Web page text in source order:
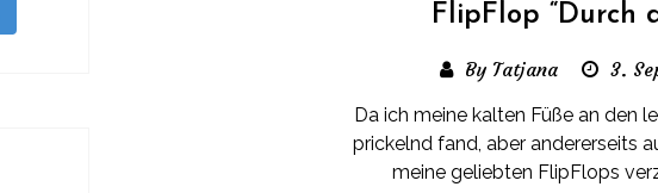
FlipFlop “Durch
By Tatjana 3.
Da ich meine kalten Füße an den
prickelnd fand, aber andererseits
meine geliebten FlipFlops